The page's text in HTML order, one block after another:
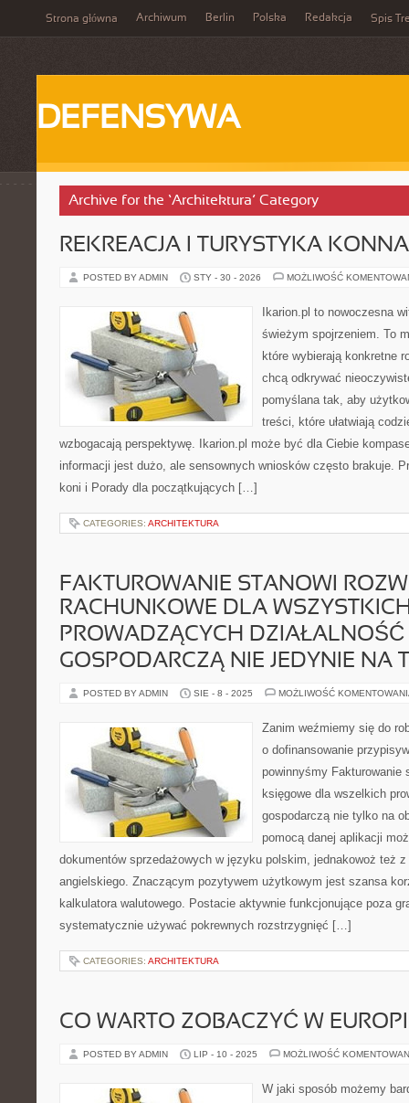
Strona główna Archiwum Berlin Polska Redakcja Spis
DEFENSYWA
Archive for the ‘Architektura’ Category
REKREACJA I TURYSTYKA KONNA
POSTED BY ADMIN STY - 30 - 2026 MOŻLIWOŚĆ
Ikarion.pl to nowoczesna
świeżym spojrzeniem. To
które wybierają konkretne
chcą odkrywać
pomyślana tak, aby
treści, które ułatwiają
wzbogacają perspektywę. Ikarion.pl może być dla Ciebie
informacji jest dużo, ale sensownych wniosków często brakuje.
koni i Porady dla początkujących […]
CATEGORIES: ARCHITEKTURA
FAKTUROWANIE STANOWI
RACHUNKOWE DLA
PROWADZĄCYCH DZIAŁALNOŚĆ
GOSPODARCZĄ NIE JEDYNIE NA
POSTED BY ADMIN SIE - 8 - 2025 MOŻLIWOŚĆ
Zanim weźmiemy się do
o dofinansowanie
powinnyśmy Fakturowanie
księgowe dla wszelkich
gospodarczą nie tylko na
pomocą danej aplikacji
dokumentów sprzedażowych w języku polskim, jednakowoż też
angielskiego. Znaczącym pozytywem użytkowym jest szansa
kalkulatora walutowego. Postacie aktywnie funkcjonujące poza
systematycznie używać pokrewnych rozstrzygnięć […]
CATEGORIES: ARCHITEKTURA
CO WARTO ZOBACZYĆ W
POSTED BY ADMIN LIP - 10 - 2025 MOŻLIWOŚĆ
W jaki sposób możemy